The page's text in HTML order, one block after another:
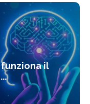
funziona il